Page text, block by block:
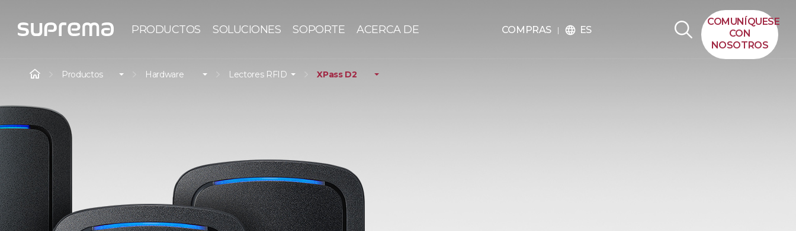
PRODUCTOS SOLUCIONES SOPORTE ACERCA DE COMPRAS language ES
COMUNÍQUESE
CON
NOSOTROS
Productos Hardware Lectores RFID XPass D2